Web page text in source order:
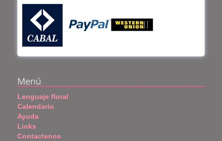
Menú
Lenguaje floral
Calendario
Ayuda
Links
Contactenos